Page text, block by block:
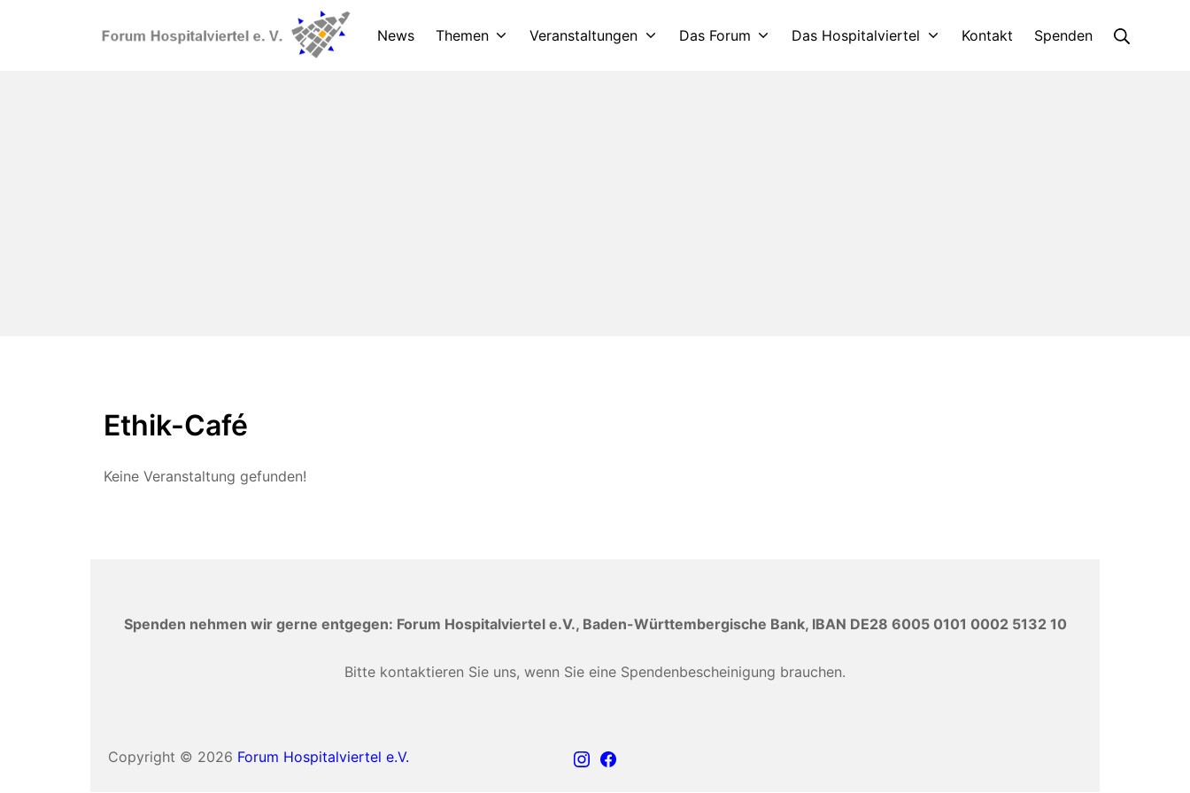
News Themen Veranstaltungen Das Forum Das Hospitalviertel Kontakt Spenden
Ethik-Café
Keine Veranstaltung gefunden!
Spenden nehmen wir gerne entgegen: Forum Hospitalviertel e.V., Baden-Württembergische Bank, IBAN DE28 6005 0101 0002 5132 10
Bitte kontaktieren Sie uns, wenn Sie eine Spendenbescheinigung brauchen.
Copyright © 2026 Forum Hospitalviertel e.V. Instagram
Facebook